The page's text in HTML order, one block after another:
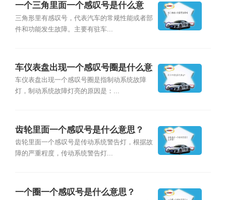
一个三角里面一个感叹号是什么意
思？
三角形里有感叹号，代表汽车的常规性能或者部
件和功能发生故障。主要有驻车...
车仪表盘出现一个感叹号圈是什么意
思？
车仪表盘出现一个感叹号圈是指制动系统故障
灯，制动系统故障灯亮的原因是：...
齿轮里面一个感叹号是什么意思？
齿轮里面一个感叹号是传动系统警告灯，根据故
障的严重程度，传动系统警告灯...
一个圈一个感叹号是什么意思？